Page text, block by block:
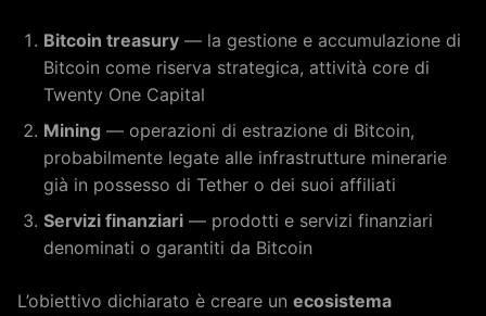
Bitcoin treasury — la gestione e accumulazione di
Bitcoin come riserva strategica, attività core di
Twenty One Capital
Mining — operazioni di estrazione di Bitcoin,
probabilmente legate alle infrastrutture minerarie
già in possesso di Tether o dei suoi affiliati
Servizi finanziari — prodotti e servizi finanziari
denominati o garantiti da Bitcoin
L’obiettivo dichiarato è creare un ecosistema